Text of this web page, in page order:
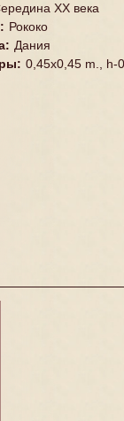
XX векa
: Рококо
: Дания
: 0,45х0,45 m., h-